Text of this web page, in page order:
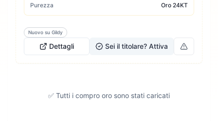
Purezza
Oro 24KT
Nuovo su Gildy
Dettagli Sei il titolare? Attiva
✅ Tutti i compro oro sono stati caricati